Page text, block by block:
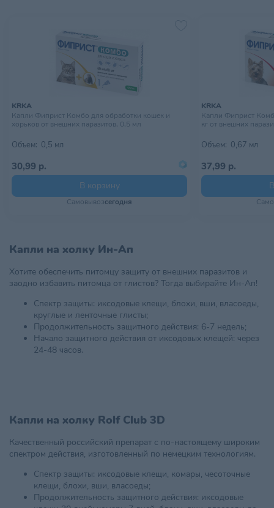
KRKA
Капли Фиприст Комбо для обработки кошек и
хорьков от внешних паразитов, 0,5 мл
Объем: 0,5 мл
30,99 р.
В корзину
Самовывозсегодня
KRKA
Капли Фиприст
кг от внешних
Объем: 0,67 мл
37,99 р.
Капли на холку Ин-Ап
Хотите обеспечить питомцу защиту от внешних паразитов и
заодно избавить питомца от глистов? Тогда выбирайте Ин-Ап!
Спектр защиты: иксодовые клещи, блохи, вши, власоеды,
круглые и ленточные глисты;
Продолжительность защитного действия: 6-7 недель;
Начало защитного действия от иксодовых клещей: через
24-48 часов.
Капли на холку Rolf Club 3D
Качественный российский препарат с по-настоящему широким
спектром действия, изготовленный по немецким технологиям.
Спектр защиты: иксодовые клещи, комары, чесоточные
клещи, блохи, вши, власоеды;
Продолжительность защитного действия: иксодовые